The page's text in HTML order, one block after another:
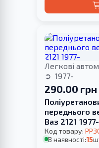
Легкові
1977-
290.00 грн
переднього
Ваз 2121 1977-
Код товару:
В наявності:15